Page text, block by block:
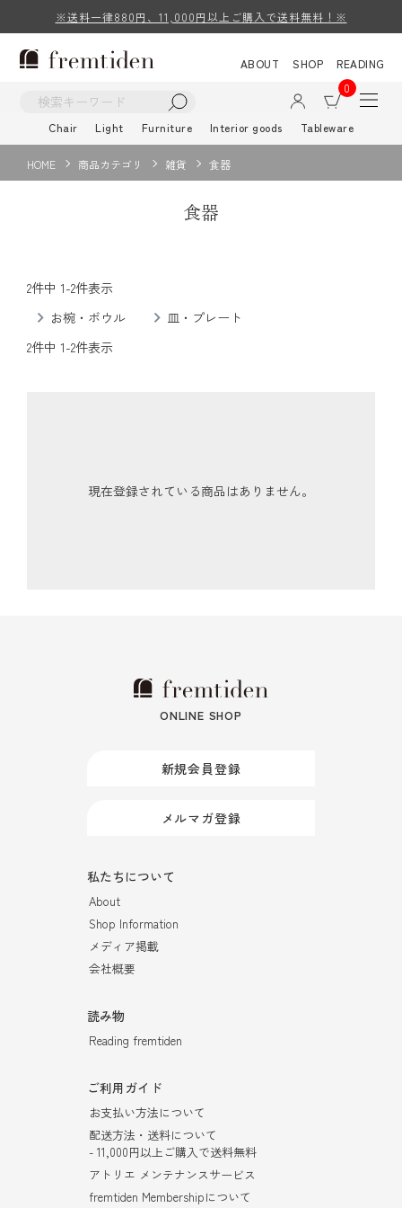
※送料一律880円、11,000円以上ご購入で送料無料！※
ABOUT SHOP
READING
0
Chair Light Furniture Interior goods Tableware
HOME 商品カテゴリ 雑貨 食器
食器
2件中 1-2件表示
お椀・ボウル
皿・プレート
2件中 1-2件表示
現在登録されている商品はありません。
ONLINE SHOP
新規会員登録
メルマガ登録
私たちについて
About
Shop Information
メディア掲載
会社概要
読み物
Reading fremtiden
ご利用ガイド
お支払い方法について
配送方法・送料について
- 11,000円以上ご購入で送料無料
アトリエ メンテナンスサービス
fremtiden Membershipについて